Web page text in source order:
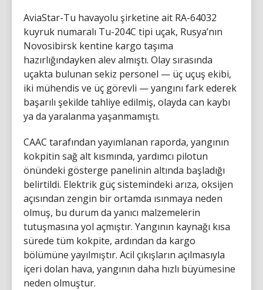
AviaStar-Tu havayolu şirketine ait RA-64032
kuyruk numaralı Tu-204C tipi uçak, Rusya’nın
Novosibirsk kentine kargo taşıma
hazırlığındayken alev almıştı. Olay sırasında
uçakta bulunan sekiz personel — üç uçuş ekibi,
iki mühendis ve üç görevli — yangını fark ederek
başarılı şekilde tahliye edilmiş, olayda can kaybı
ya da yaralanma yaşanmamıştı.
CAAC tarafından yayımlanan raporda, yangının
kokpitin sağ alt kısmında, yardımcı pilotun
önündeki gösterge panelinin altında başladığı
belirtildi. Elektrik güç sistemindeki arıza, oksijen
açısından zengin bir ortamda ısınmaya neden
olmuş, bu durum da yanıcı malzemelerin
tutuşmasına yol açmıştır. Yangının kaynağı kısa
sürede tüm kokpite, ardından da kargo
bölümüne yayılmıştır. Acil çıkışların açılmasıyla
içeri dolan hava, yangının daha hızlı büyümesine
neden olmuştur.